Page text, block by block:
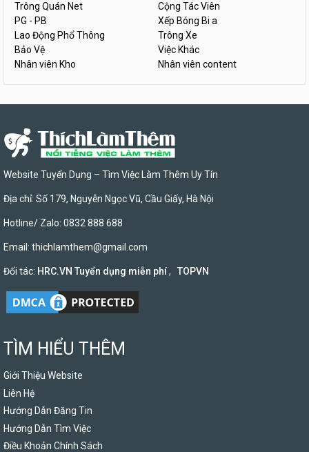
Trông Quán Net
Cộng Tác Viên
PG - PB
Xếp Bóng Bi a
Lao Động Phổ Thông
Trông Xe
Bảo Vệ
Việc Khác
Nhân viên Kho
Nhân viên content
Website Tuyển Dụng – Tìm Việc Làm Thêm Uy Tín
Địa chỉ: Số 179, Nguyễn Ngọc Vũ, Cầu Giấy, Hà Nội
Hotline/ Zalo: 0832 888 688
Email: thichlamthem@gmail.com
Đối tác: HRC.VN Tuyển dụng miễn phí, TOPVN
TÌM HIỂU THÊM
Giới Thiệu Website
Liên Hệ
Hướng Dẫn Đăng Tin
Hướng Dẫn Tìm Việc
Điều Khoản Chính Sách